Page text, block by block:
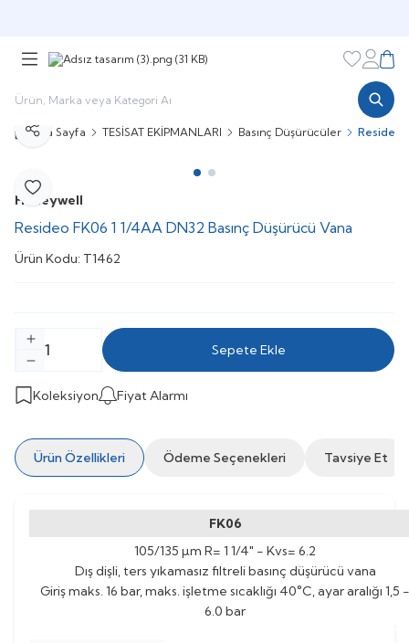
Favorilerim
Ana Sayfa TESİSAT EKİPMANLARI Basınç Düşürücüler Resideo
Favoriye Ekle
Paylaş
Honeywell
Resideo FK06 1 1/4AA DN32 Basınç Düşürücü Vana
Ürün Kodu: T1462
Sepete Ekle
Koleksiyon Fiyat Alarmı
Ürün Özellikleri Ödeme Seçenekleri Tavsiye Et
FK06
105/135 µm R= 1 1/4" - Kvs= 6.2
Dış dişli, ters yıkamasız filtreli basınç düşürücü vana
Giriş maks. 16 bar, maks. işletme sıcaklığı 40°C, ayar aralığı 1,5 -
6.0 bar